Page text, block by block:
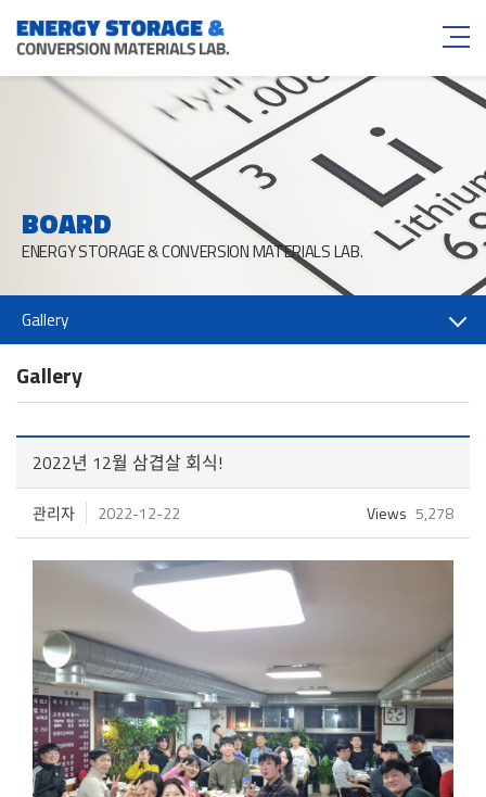
BOARD
ENERGY STORAGE & CONVERSION MATERIALS LAB.
Gallery
Gallery
2022년 12월 삼겹살 회식!
관리자 2022-12-22 Views 5,278